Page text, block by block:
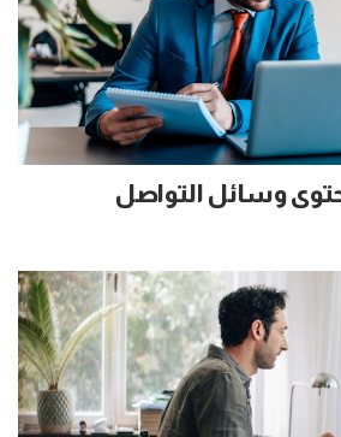
وسائل التواصل